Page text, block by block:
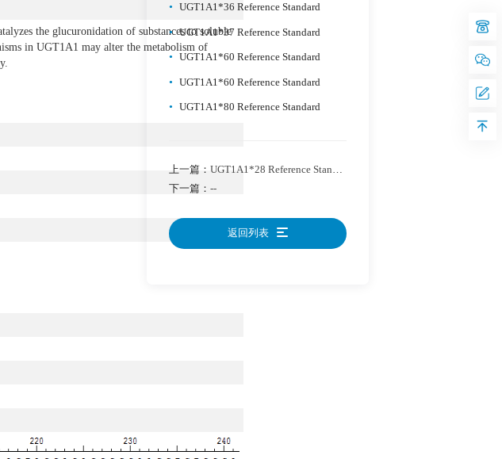
the glucuronidation of substances to soluble
in UGT1A1 may alter the metabolism of
• UGT1A1*36 Reference Standard
• UGT1A1*37 Reference Standard
• UGT1A1*60 Reference Standard
• UGT1A1*60 Reference Standard
• UGT1A1*80 Reference Standard
上一篇： UGT1A1*28 Reference Standard
下一篇： --
返回列表